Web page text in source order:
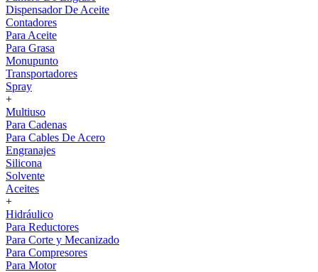
Dispensador De Aceite
Contadores
Para Aceite
Para Grasa
Monupunto
Transportadores
Spray
+
Multiuso
Para Cadenas
Para Cables De Acero
Engranajes
Silicona
Solvente
Aceites
+
Hidráulico
Para Reductores
Para Corte y Mecanizado
Para Compresores
Para Motor